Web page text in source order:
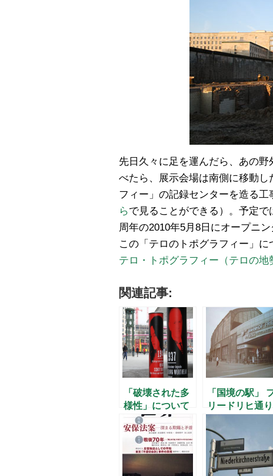
先日久々に足を運んだら、あの
べたら、展示会場は南側に移動
フィー」の記録センターを造る
らで見ることができる）。予定
周年の2010年5月8日にオープニ
この「テロのトポグラフィー」に
テロ・トポグラフィー（テロの
関連記事:
「破壊された多
様性」について
考える年
「国境の駅」
リードリヒ通り